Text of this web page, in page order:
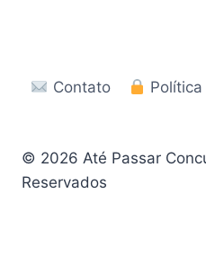
Contato
© 2026 Até Passar
Reservados